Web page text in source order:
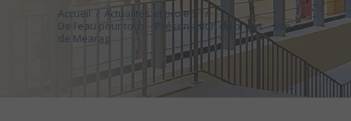
Accueil / Actualités et projets
/
De l’eau pour tous – Présentation du projet – Site
de Mearag